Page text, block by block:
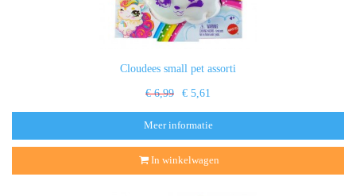
Cloudees small pet assorti
€ 6,99 € 5,61
Meer informatie
In winkelwagen